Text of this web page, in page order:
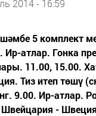
2014 - 16:59
5 комплект
Ир-атлар. Гонка
11.00, 15.00.
Тиз итеп төшү
9.00. Ир-атлар.
Швейцария -